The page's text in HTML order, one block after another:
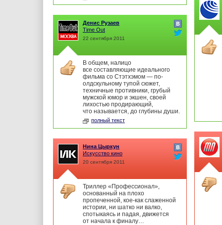
Денис Рузаев
Time Out
22 сентября 2011
В общем, налицо
все составляющие идеального
фильма со Стэтхэмом — по-
олдскульному тупой сюжет,
техничные противники, грубый
мужской юмор и экшен, своей
лихостью продирающий,
что называется, до глубины души.
полный текст
Нина Цыркун
Искусство кино
20 сентября 2011
Триллер «Профессионал»,
основанный на плохо
пропеченной, кое-как слаженной
истории, ни шатко ни валко,
спотыкаясь и падая, движется
от начала к финалу…